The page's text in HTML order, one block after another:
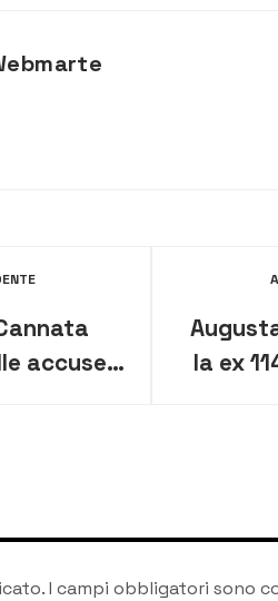
accuse
la ex
I campi obbligatori sono